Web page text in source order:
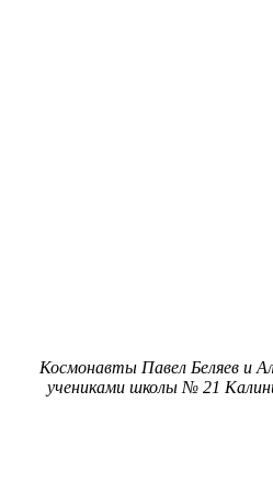
Космонавты Павел Беляев и
учениками школы № 21